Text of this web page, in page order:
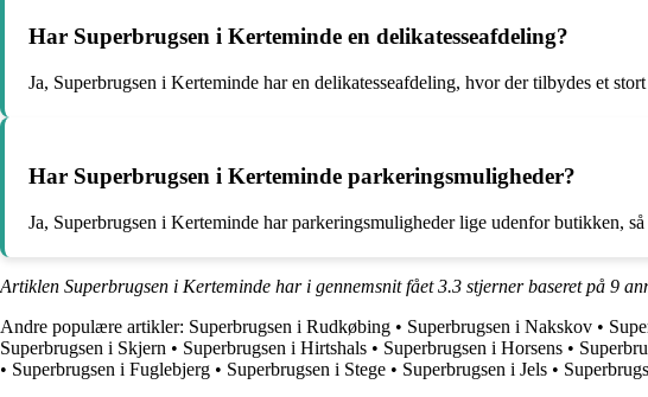
Har Superbrugsen i Kerteminde en delikatesseafdeling?
Ja, Superbrugsen i Kerteminde har en delikatesseafdeling, hvor der tilbydes et
Har Superbrugsen i Kerteminde parkeringsmuligheder?
Ja, Superbrugsen i Kerteminde har parkeringsmuligheder lige udenfor butikken,
Artiklen Superbrugsen i Kerteminde har i gennemsnit fået3.3 stjerner baseret på 9
Andre populære artikler: Superbrugsen i Rudkøbing • Superbrugsen i Nakskov •
Superbrugsen i Skjern • Superbrugsen i Hirtshals • Superbrugsen i Horsens •
• Superbrugsen i Fuglebjerg • Superbrugsen i Stege • Superbrugsen i Jels •